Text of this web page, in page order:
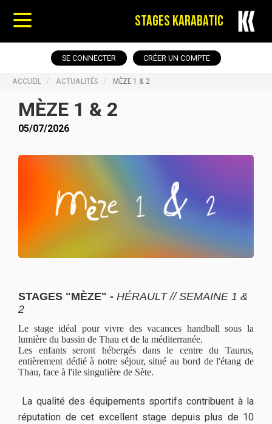
STAGES KARABATIC
SE CONNECTER CRÉER UN COMPTE
ACCUEIL ACTUALITÉS MÈZE 1 & 2
MÈZE 1 & 2
05/07/2026
STAGES "MÈZE" - HÉRAULT // SEMAINE 1 &
2
Le stage idéal pour vivre des vacances handball sous la
lumière du bassin de Thau et de la méditerranée.
Les enfants seront hébergés dans le centre du Taurus,
entièrement dédié à notre séjour, situé au bord de l'étang de
Thau, face à l'ile singulière de Sète.
La qualité des équipements sportifs contribuent à la
réputation de cet excellent stage depuis plus de 10